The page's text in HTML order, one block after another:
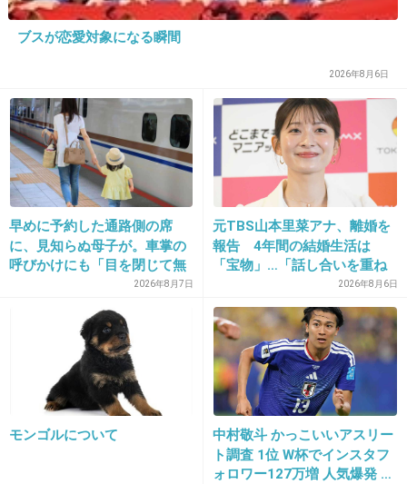
+10
>>2
今回の片思い男性は前とは別の人？
1件の返信
+14 -1
眉毛ある時からゴキブリとか虫を食べさせられ
たりしてたよ。
+27 -1
ブスが恋愛対象になる瞬間
2026年8月6日
早めに予約した通路側の席
に、見知らぬ母子が。車掌の
呼びかけにも「目を閉じて無
視」して居座られました。無
局“やったもん勝ち”になって
しまうのでしょうか？
2026年8月7日
元TBS山本里菜アナ、離婚を
報告 4年間の結婚生活は
「宝物」…「話し合いを重ね
2026年8月6日
モンゴルについて
中村敬斗 かっこいいアスリー
ト調査 1位 W杯でインスタフ
ォロワー127万増 人気爆発 …